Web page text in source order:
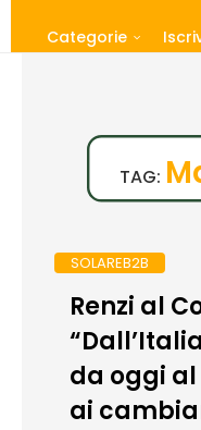
Categorie
TAG:
SOLAREB2B
Renzi al
da oggi
ai